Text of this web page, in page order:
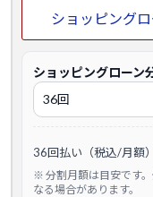
ショッピング
ショッピングローン
36回払い（税込/月額）
※ 分割月額は目安です
なる場合があります。